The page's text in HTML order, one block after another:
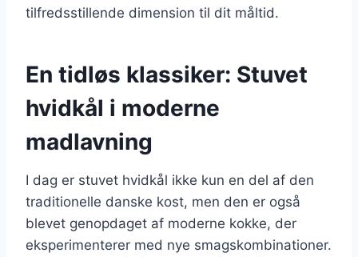
tilfredsstillende dimension til dit måltid.
En tidløs klassiker: Stuvet
hvidkål i moderne
madlavning
I dag er stuvet hvidkål ikke kun en del af den
traditionelle danske kost, men den er også
blevet genopdaget af moderne kokke, der
eksperimenterer med nye smagskombinationer.